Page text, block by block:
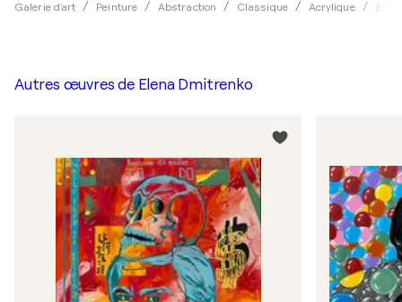
Galerie d'art Peinture Abstraction Classique Acrylique
Autres œuvres de Elena Dmitrenko